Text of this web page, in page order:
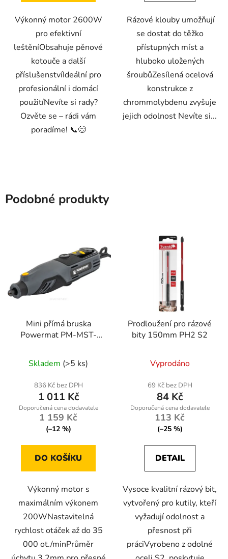
Výkonný motor 2600W
pro efektivní
leštěníObsahuje pěnové
kotouče a další
příslušenstvíIdeální pro
profesionální i domácí
použitíNevíte si rady?
Ozvěte se – rádi vám
poradíme! 📞😊
Rázové klouby umožňují
se dostat do těžko
přístupných míst a
hluboko uložených
šroubůZesílená ocelová
konstrukce z
chrommolybdenu zvyšuje
jejich odolnost Nevíte si...
Podobné produkty
Mini přímá bruska
Powermat PM-MST-
Skladem (>5 ks)
836 Kč bez DPH
1 011 Kč
1 159 Kč
(–12 %)
DO KOŠÍKU
Výkonný motor s
maximálním výkonem
200WNastavitelná
rychlost otáček až do 35
000 ot./minPrůměr
Prodloužení pro rázové
bity 150mm PH2 S2
Vyprodáno
69 Kč bez DPH
84 Kč
113 Kč
(–25 %)
DETAIL
Vysoce kvalitní rázový bit,
vytvořený pro kutily, kteří
vyžadují odolnost a
přesnost při
práciVyrobeno z odolné